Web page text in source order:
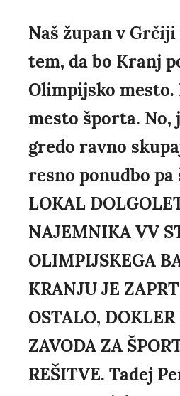
Naš župan v Grčiji
tem, da bo Kranj
Olimpijsko mesto.
mesto športa. No,
gredo ravno
resno ponudbo pa
LOKAL
NAJEMNIKA VV
OLIMPIJSKEGA
KRANJU JE
OSTALO,
ZAVODA ZA
REŠITVE. Tadej